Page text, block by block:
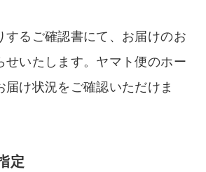
するご確認書にて、お届けのお
せいたします。ヤマト便のホー
届け状況をご確認いただけま
定